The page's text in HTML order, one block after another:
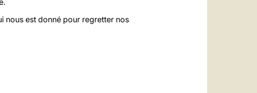
nous est donné pour regretter nos